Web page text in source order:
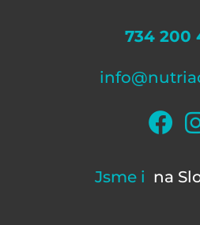
734 200
Jsme i na